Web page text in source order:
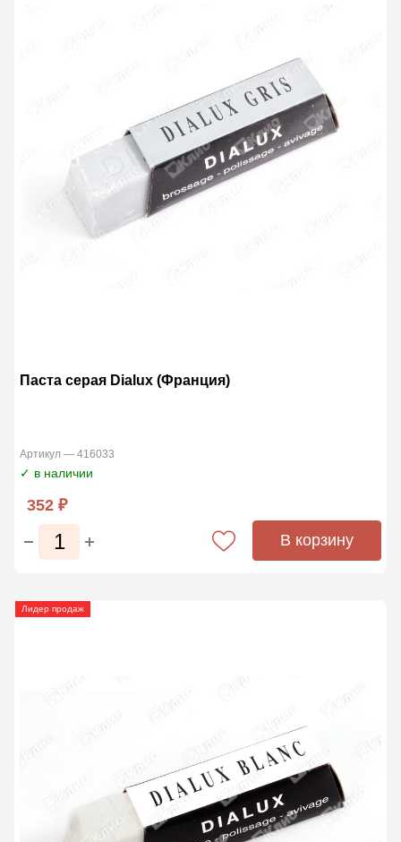
Паста серая Dialux (Франция)
Артикул — 416033
✓ в наличии
352 ₽
В корзину
Лидер продаж